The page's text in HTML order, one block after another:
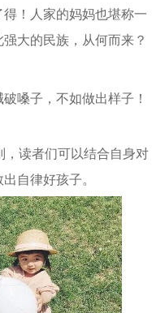
！人家的妈妈也堪称一
大的民族，从何而来？
子，不如做出样子！
读者们可以结合自身对
自律好孩子。